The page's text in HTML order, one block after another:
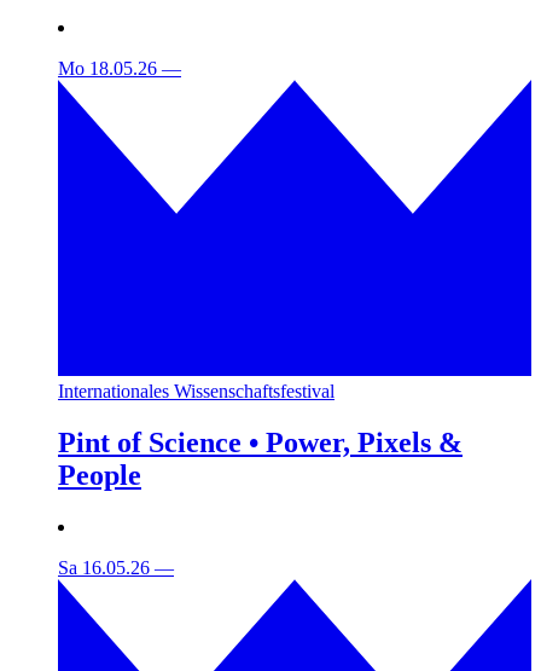
Mo 18.05.26 —
Internationales Wissenschaftsfestival
Pint of Science • Power, Pixels &
People
Sa 16.05.26 —